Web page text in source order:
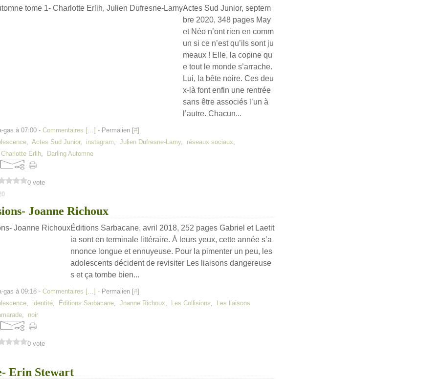
Actes Sud Junior, septem
bre 2020, 348 pages May
et Néo n’ont rien en comm
un si ce n’est qu’ils sont ju
meaux ! Elle, la copine qu
e tout le monde s’arrache.
Lui, la bête noire. Ces deu
x-là font enfin une rentrée
sans être associés l’un à
l’autre. Chacun...
gas à 07:00 - Commentaires […] - Permalien [#]
, Actes Sud Junior, instagram, Julien Dufresne-Lamy, réseaux sociaux,
Charlotte Erlih, Darling Automne
0 vote
Joanne Richoux
Éditions Sarbacane, avril 2018, 252 pages Gabriel et Laetit
ia sont en terminale littéraire. À leurs yeux, cette année s’a
nnonce longue et ennuyeuse. Pour la pimenter un peu, les
adolescents décident de revisiter Les liaisons dangereuse
s et ça tombe bien...
gas à 09:18 - Commentaires […] - Permalien [#]
, identité, Éditions Sarbacane, Joanne Richoux, Les Collisions,
Les liaisons
, noir
0 vote
Erin Stewart